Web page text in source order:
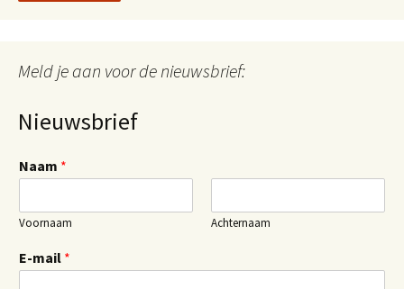
Meld je aan voor de nieuwsbrief:
Nieuwsbrief
Naam *
Voornaam Achternaam
E-mail *